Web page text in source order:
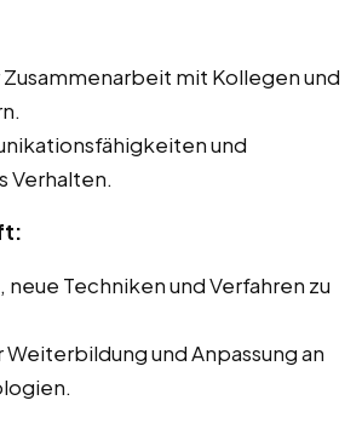
Zusammenarbeit mit Kollegen und
und
Verhalten.
Techniken und Verfahren zu
und Anpassung an